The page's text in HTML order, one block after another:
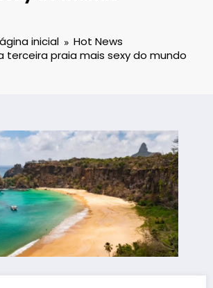
inicial
Hot News
terceira praia mais sexy do mundo